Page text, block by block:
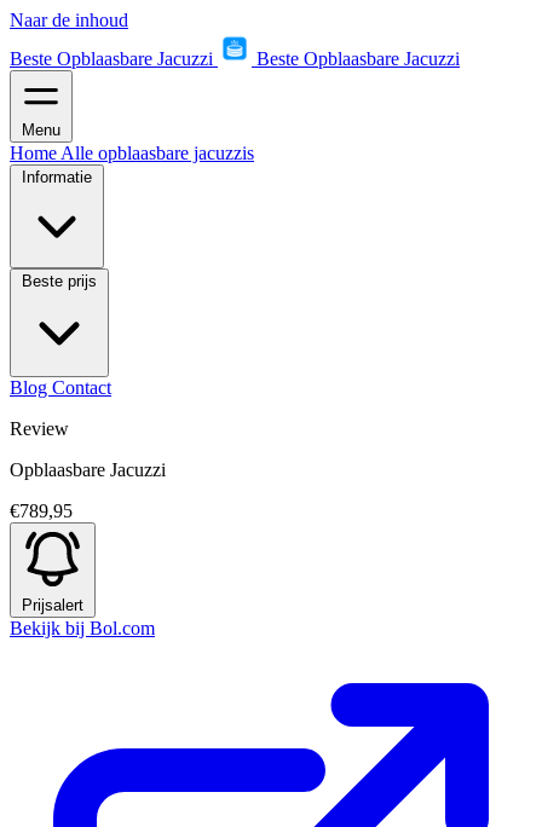
Naar de inhoud
Beste Opblaasbare Jacuzzi
Beste Opblaasbare Jacuzzi
Menu
Home Alle opblaasbare jacuzzis
Informatie
Beste prijs
Blog Contact
Review
Opblaasbare Jacuzzi
€789,95
Prijsalert
Bekijk bij Bol.com